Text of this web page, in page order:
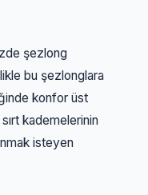
şezlong
bu şezlonglara
konfor üst
kademelerinin
isteyen